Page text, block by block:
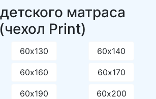
матраса
Print)
60х130 60х140
60х160 60х170
60х190 60х200